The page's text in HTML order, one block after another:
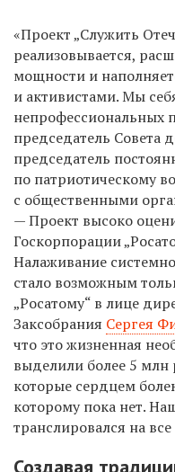
«Проект „Служить
реализовывается,
мощности и
и активистами. Мы
непрофессиональных
председатель Совета
председатель
по патриотическому
с общественными
— Проект высоко
Госкорпорации
Налаживание
стало возможным
„Росатому“ в лице
Заксобрания Сергея
что это жизненная
выделили более 5 млн
которые сердцем
которому пока нет.
транслировался на
Создавая